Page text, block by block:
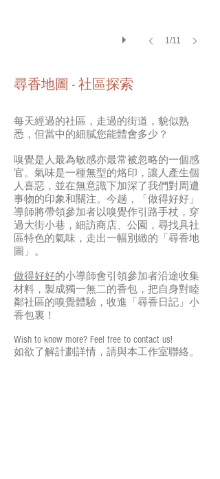
1/11
尋香地圖 - 社區探索
每天經過的社區，走過的街道，貌似熟
悉，但當中的細膩您能體會多少？
嗅覺是人最為敏感亦最常被忽略的一個感
官。氣味是一種無型的烙印，讓人產生個
人喜惡，並在無意識下加深了我們對周遭
事物的印象和關注。今趟，「做得好好」
導師將帶領參加者以嗅覺作引路手杖，穿
過大街小巷，細訪商店、公園，尋找具社
區特色的氣味，走出一幅別緻的「尋香地
圖」。
做得好好的小導師會引領參加者沿途收集
材料，製成獨一無二的香包，把自身對睦
鄰社區的嗅覺體驗，收進「尋香日記」小
香包裏！
Wish to know more? Feel free to contact us!
如欲了解計劃詳情，請與本工作室聯絡。
物盡其用 - 手工香聯乘計劃